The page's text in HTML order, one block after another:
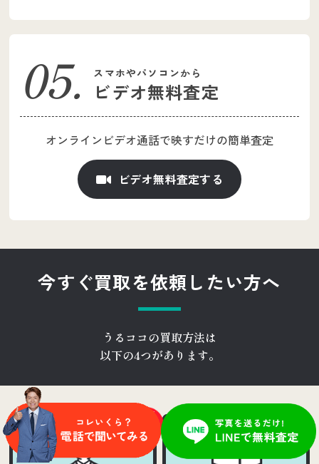
ビデオ無料査定
スマホやパソコンから
オンラインビデオ通話で映すだけの簡単査定
ビデオ無料査定する
今すぐ買取を依頼したい方へ
うるココの買取方法は
以下の4つがあります。